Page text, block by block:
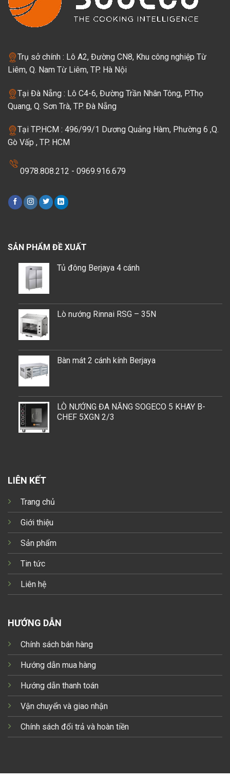
Trụ sở chính : Lô A2, Đường CN8, Khu công nghiệp Từ
Liêm, Q. Nam Từ Liêm, TP. Hà Nội
Tại Đà Nẵng : Lô C4-6, Đường Trần Nhân Tông, P.Thọ
Quang, Q. Sơn Trà, TP. Đà Nẵng
Tại TP.HCM : 496/99/1 Dương Quảng Hàm, Phường 6 ,Q.
Gò Vấp , TP. HCM
0978.808.212 - 0969.916.679
LIÊN KẾT
Trang chủ
Giới thiệu
Sản phẩm
Tin tức
Liên hệ
HƯỚNG DẪN
Chính sách bán hàng
Hướng dẫn mua hàng
Hướng dẫn thanh toán
Vận chuyển và giao nhận
Chính sách đổi trả và hoàn tiền
SẢN PHẨM ĐỀ XUẤT
Tủ đông Berjaya 4 cánh
Lò nướng Rinnai RSG – 35N
Bàn mát 2 cánh kính Berjaya
LÒ NƯỚNG ĐA NĂNG SOGECO 5 KHAY B-
CHEF 5XGN 2/3